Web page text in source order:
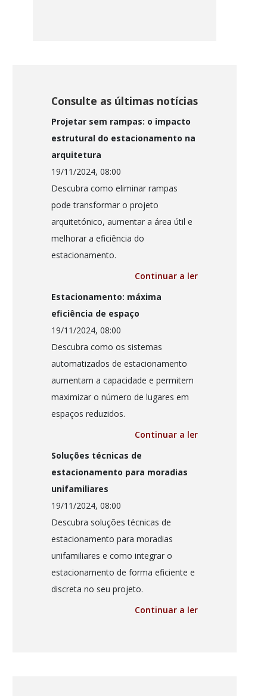
Consulte as últimas notícias
Projetar sem rampas: o impacto
estrutural do estacionamento na
arquitetura
19/11/2024, 08:00
Descubra como eliminar rampas
pode transformar o projeto
arquitetónico, aumentar a área útil e
melhorar a eficiência do
estacionamento.
Continuar a ler
Estacionamento: máxima
eficiência de espaço
19/11/2024, 08:00
Descubra como os sistemas
automatizados de estacionamento
aumentam a capacidade e permitem
maximizar o número de lugares em
espaços reduzidos.
Continuar a ler
Soluções técnicas de
estacionamento para moradias
unifamiliares
19/11/2024, 08:00
Descubra soluções técnicas de
estacionamento para moradias
unifamiliares e como integrar o
estacionamento de forma eficiente e
discreta no seu projeto.
Continuar a ler